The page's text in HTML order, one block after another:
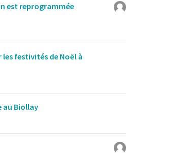
est reprogrammée
festivités de Noël à
au Biollay